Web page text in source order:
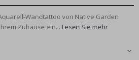
Wandtattoo von Native Garden
Zuhause ein... Lesen Sie mehr